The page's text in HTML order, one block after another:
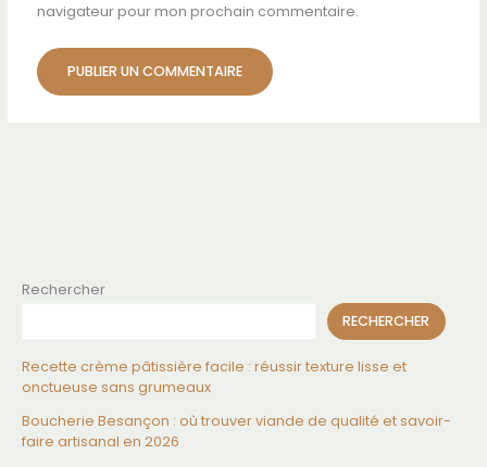
navigateur pour mon prochain commentaire.
Rechercher
RECHERCHER
Recette crème pâtissière facile : réussir texture lisse et
onctueuse sans grumeaux
Boucherie Besançon : où trouver viande de qualité et savoir-
faire artisanal en 2026